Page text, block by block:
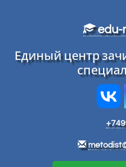
edu-
Единый центр